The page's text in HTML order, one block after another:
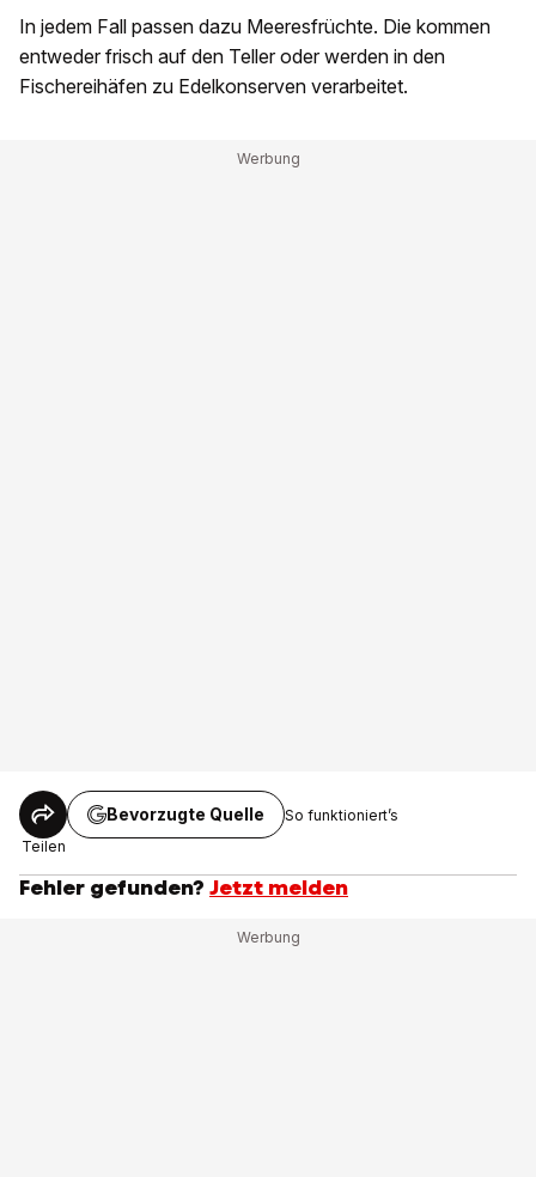
In jedem Fall passen dazu Meeresfrüchte. Die kommen
entweder frisch auf den Teller oder werden in den
Fischereihäfen zu Edelkonserven verarbeitet.
Teilen
Bevorzugte Quelle So funktioniert’s
Fehler gefunden? Jetzt melden